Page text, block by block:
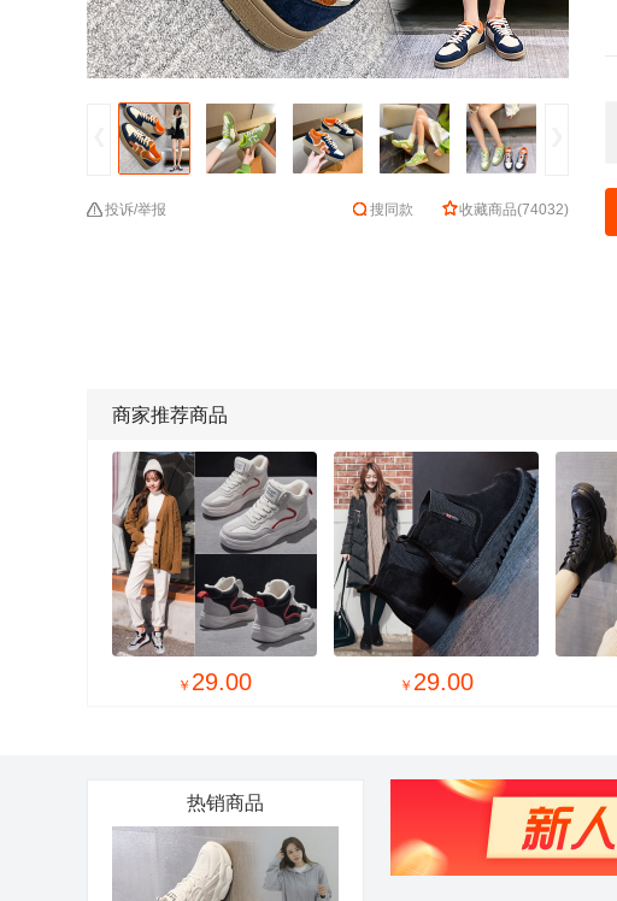
投诉/举报 搜同款 收藏商品(74032)
商家推荐商品
￥ 29.00 ￥ 29.00
热销商品